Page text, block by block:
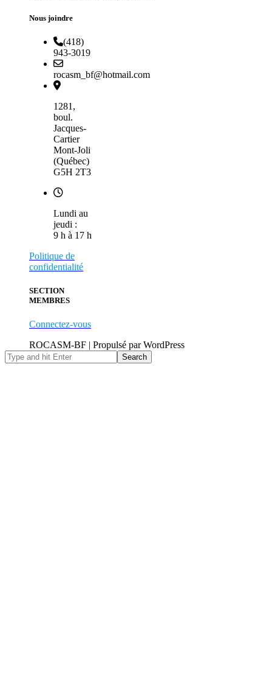
Nous joindre
(418)
943-3019
rocasm_bf@hotmail.com
1281,
boul.
Jacques-
Cartier
Mont-Joli
(Québec)
G5H 2T3
Lundi au
jeudi :
9 h à 17 h
Politique de
confidentialité
SECTION
MEMBRES
Connectez-vous
ROCASM-BF | Propulsé par WordPress